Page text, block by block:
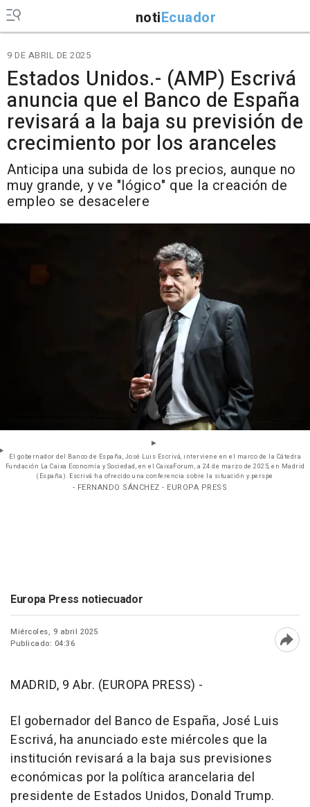
notiEcuador
9 DE ABRIL DE 2025
Estados Unidos.- (AMP) Escrivá
anuncia que el Banco de España
revisará a la baja su previsión de
crecimiento por los aranceles
Anticipa una subida de los precios, aunque no
muy grande, y ve "lógico" que la creación de
empleo se desacelere
El gobernador del Banco de España, José Luis Escrivá, interviene en el marco de la Cátedra
Fundación La Caixa Economía y Sociedad, en el CaixaForum, a 24 de marzo de 2025, en Madrid
(España). Escrivá ha ofrecido una conferencia sobre la situación y perspe
- FERNANDO SÁNCHEZ - EUROPA PRESS
Europa Press notiecuador
Miércoles, 9 abril 2025
Publicado: 04:36
MADRID, 9 Abr. (EUROPA PRESS) -
El gobernador del Banco de España, José Luis
Escrivá, ha anunciado este miércoles que la
institución revisará a la baja sus previsiones
económicas por la política arancelaria del
presidente de Estados Unidos, Donald Trump.